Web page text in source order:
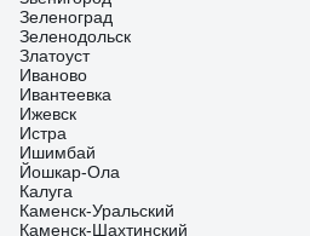
Зеленоград
Зеленодольск
Златоуст
Иваново
Ивантеевка
Ижевск
Истра
Ишимбай
Йошкар-Ола
Калуга
Каменск-Уральский
Каменск-Шахтинский